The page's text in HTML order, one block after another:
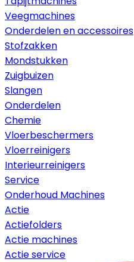
Veegmachines
Onderdelen en accessoires
Stofzakken
Mondstukken
Zuigbuizen
Slangen
Onderdelen
Chemie
Vloerbeschermers
Vloerreinigers
Interieurreinigers
Service
Onderhoud Machines
Actie
Actiefolders
Actie machines
Actie service